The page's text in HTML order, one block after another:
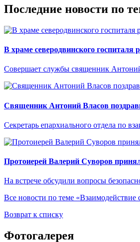
Последние новости по
В храме северодвинского
Совершает службы священник
Священник Антоний Власов
Секретарь епархиального отдела по
Протоиерей Валерий Суворов
На встрече обсудили вопросы
Все новости по теме
Возврат к списку
Фотогалерея